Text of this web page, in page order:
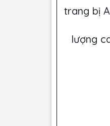
trang bị
lượng